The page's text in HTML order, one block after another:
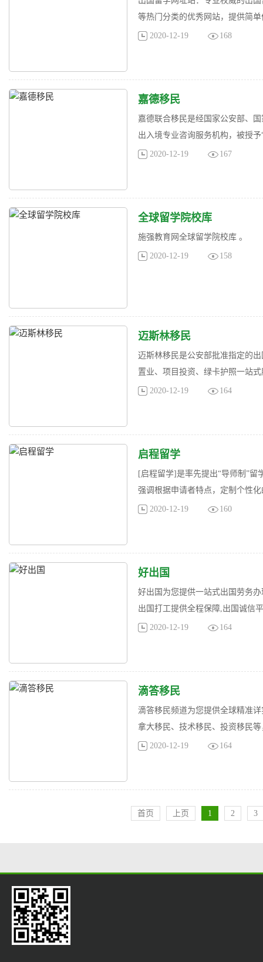
等热门分类的优秀网站，提供简
2020-12-19 168
嘉德移民
嘉德联合移民是经国家公安部、
出入境专业咨询服务机构，被授
2020-12-19 167
全球留学院校库
施强教育网全球留学院校库 。
2020-12-19 158
迈斯林移民
迈斯林移民是公安部批准指定的
置业、项目投资、绿卡护照一站
2020-12-19 164
启程留学
[启程留学]是率先提出“导师制”
强调根据申请者特点，定制个性
2020-12-19 160
好出国
好出国为您提供一站式出国劳务
出国打工提供全程保障,出国诚信
2020-12-19 164
滴答移民
滴答移民频道为您提供全球精准
拿大移民、技术移民、投资移民
2020-12-19 164
首页 上页 1 2 3